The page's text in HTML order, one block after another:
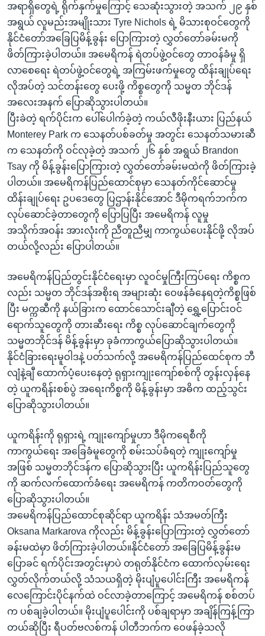
အရာရှိတွေရဲ့ ရိုက်နှက်မှုကြောင့် သေဆုံးသွားတဲ့ အသက် ၂၉ နှစ်
အရွယ် လူမည်းအမျိုးသား Tyre Nichols ရဲ့ မိသားစုဝင်တွေကို
နိုင်ငံတော်အခြေပြမိန့်ခွန်း ပြောကြားတဲ့ လွှတ်တော်ခမ်းမကို
ဖိတ်ကြားခဲ့ပါတယ်။ အမေရိကန် ရဲတပ်ဖွဲ့ဝင်တွေ တာဝန်ခံမှု ရှိ
လာစေရေး ရဲတပ်ဖွဲ့ဝင်တွေရဲ့ အကြမ်းဖက်မှုတွေ ထိန်းချုပ်ရေး
လိုအပ်တဲ့ သင်တန်းတွေ ပေးဖို့ ကိစ္စတွေကို သမ္မတ ဘိုင်ဒန်
အလေးအနက် ပြောဆိုသွားပါတယ်။
ပြီးခဲတဲ့ ရက်ပိုင်းက ပေါ်ပေါက်ခဲ့တဲ့ ကယ်လီဖိုးနီးယား ပြည်နယ်
Monterey Park က သေနတ်ပစ်ခတ်မှု အတွင်း သေနတ်သမားဆီ
က သေနတ်ကို ဝင်လုခဲ့တဲ့ အသက် ၂၆ နှစ် အရွယ် Brandon
Tsay ကို မိန့်ခွန်းပြောကြားတဲ့ လွှတ်တော်ခမ်းမထဲကို ဖိတ်ကြားခဲ့
ပါတယ်။ အမေရိကန်ပြည်ထောင်စုမှာ သေနတ်ကိုင်ဆောင်မှု
ထိန်းချုပ်ရေး ဥပဒေတွေ ပြဌာန်းနိုင်အောင် ဒီမိုကရက်ဘက်က
လုပ်ဆောင်ခဲ့တာတွေကို ပြောပြပြီး အမေရိကန် လူမှု
အသိုက်အဝန်း အားလုံးကို ညီတူညီမျှ ကာကွယ်ပေးနိုင်ဖို့ လိုအပ်
တယ်လို့လည်း ပြောပါတယ်။
အမေရိကန်ပြည်တွင်းနိုင်ငံရေးမှာ လူဝင်မှုကြီးကြပ်ရေး ကိစ္စက
လည်း သမ္မတ ဘိုင်ဒန်အစိုးရ အများဆုံး ဝေဖန်ခံနေရတဲ့ကိစ္စဖြစ်
ပြီး မက္ကဆီကို နယ်ခြားက ထောင်သောင်းချီတဲ့ ရွှေ့ပြောင်းဝင်
ရောက်သူတွေကို တားဆီးရေး ကိစ္စ လုပ်ဆောင်ချက်တွေကို
သမ္မတဘိုင်ဒန် မိန့်ခွန်းမှာ ခုခံကာကွယ်ပြောဆိုသွားပါတယ်။
နိုင်ငံခြားရေးမူဝါဒနဲ့ ပတ်သက်လို့ အမေရိကန်ပြည်ထေင်စုက ဘီ
လျံနဲ့ချီ ထောက်ပံ့ပေးနေတဲ့ ရုရှားကျုးကျော်စစ်ကို တွန်းလှန်နေ
တဲ့ ယူကရိန်းစစ်ပွဲ အရေးကိစ္စကို မိန့်ခွန်းမှာ အဓိက ထည့်သွင်း
ပြောဆိုသွားပါတယ်။
ယူကရိန်းကို ရုရှားရဲ့ ကျုးကျော်မှုဟာ ဒီမိုကရေစီကို
ကာကွယ်ရေး အခြေခံမူတွေကို စမ်းသပ်ခံရတဲ့ ကျုးကျော်မှု
အဖြစ် သမ္မတဘိုင်ဒန်က ပြောဆိုသွားပြီး ယူကရိန်းပြည်သူတွေ
ကို ဆက်လက်ထောက်ခံရေး အမေရိကန် ကတိကဝတ်တွေကို
ပြောဆိုသွားပါတယ်။
အမေရိကန်ပြည်ထောင်စုဆိုင်ရာ ယူကရိန်း သံအမတ်ကြီး
Oksana Markarova ကိုလည်း မိန့်ခွန်းပြောကြားတဲ့ လွှတ်တော်
ခန်းမထဲမှာ ဖိတ်ကြားခဲ့ပါတယ်။နိုင်ငံတော် အခြေပြမိန့်ခွန်းမ
ပြောခင် ရက်ပိုင်းအတွင်းမှာပဲ တရုတ်နိုင်ငံက ထောက်လှမ်းရေး
လွှတ်လိုက်တယ်လို့ သံသယရှိတဲ့ မိုးပျံပူပေါင်းကြီး အမေရိကန်
လေကြောင်းပိုင်နက်ထဲ ဝင်လာခဲ့တာကြောင့် အမေရိကန် စစ်တပ်
က ပစ်ချခဲ့ပါတယ်။ မိုးပျံပူပေါင်းကို ပစ်ချရာမှာ အချိန်ကြန့်ကြာ
တယ်ဆိုပြီး ရီပတ်ဗလစ်ကန် ပါတီဘက်က ဝေဖန်ခဲ့သလို